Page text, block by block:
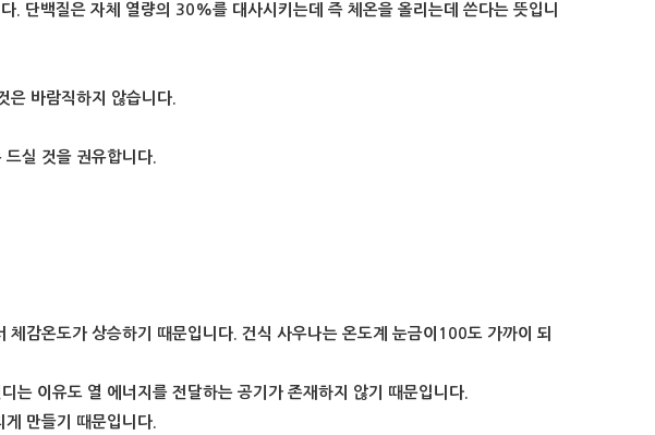
단백질은 자체 열량의 30%를 대사시키는데 즉 체온을 올리는데 쓴다는 뜻입니
은 바람직하지 않습니다.
실 것을 권유합니다.
감온도가 상승하기 때문입니다. 건식 사우나는 온도계 눈금이100도 가까이 되
는 이유도 열 에너지를 전달하는 공기가 존재하지 않기 때문입니다.
만들기 때문입니다.